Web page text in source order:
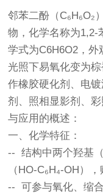
邻苯二酚（C₆H₆O₂
物，化学名称为1,2-
学式为C6H6O2，
光照下易氧化变为
作橡胶硬化剂、电
剂、照相显影剂、
与应用的概述：
一、化学特征：
-- 结构中两个羟基
（HO-C₆H₄-OH）
-- 可参与氧化、缩